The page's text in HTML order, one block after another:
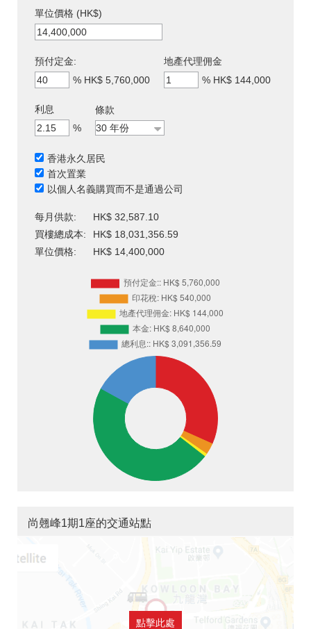
單位價格 (HK$)
預付定金:
% HK$ 5,760,000
地產代理佣金
% HK$ 144,000
利息
%
條款
香港永久居民
首次置業
以個人名義購買而不是通過公司
每月供款:
HK$ 32,587.10
買樓總成本:
HK$ 18,031,356.59
單位價格:
HK$ 14,400,000
尚翹峰1期1座的交通站點
點擊此處